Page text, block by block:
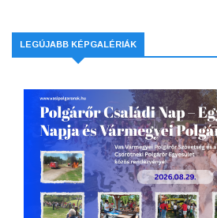
LEGÚJABB KÉPGALÉRIÁK